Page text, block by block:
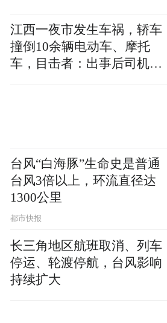
江西一夜市发生车祸，轿车
撞倒10余辆电动车、摩托
车，目击者：出事后司机一
台风“白海豚”生命史是普通
台风3倍以上，环流直径达
1300公里
都市快报
长三角地区航班取消、列车
停运、轮渡停航，台风影响
持续扩大